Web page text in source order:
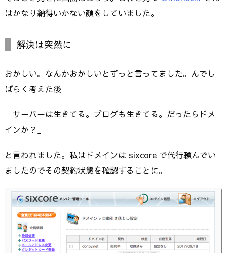
はかなり納得いかない顔をしていました。
解決は突然に
おかしい。なんかおかしいとずっと言ってました。んでし
ばらく考えた後
「サーバーは生きてる。ブログも生きてる。だったらドメ
インか？」
と言われました。私はドメインは sixcore で代行頼んでい
ましたのでその契約状態を確認することに。